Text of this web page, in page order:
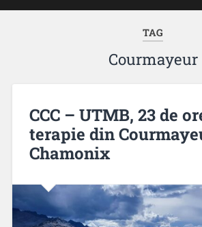
TAG
Courmayeur
CCC – UTMB, 23 de
terapie din
Chamonix